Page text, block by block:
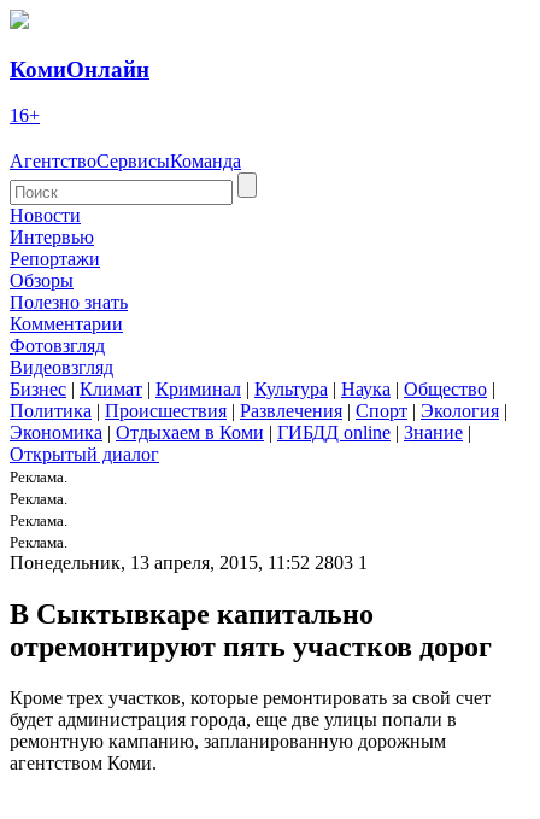
КомиОнлайн
16+
АгентствоСервисыКоманда
Новости
Интервью
Репортажи
Обзоры
Полезно знать
Комментарии
Фотовзгляд
Видеовзгляд
Бизнес | Климат | Криминал | Культура | Наука | Общество |
Политика | Происшествия | Развлечения | Спорт | Экология |
Экономика | Отдыхаем в Коми | ГИБДД online | Знание |
Открытый диалог
Реклама.
Реклама.
Реклама.
Реклама.
Понедельник, 13 апреля, 2015, 11:52 2803 1
В Сыктывкаре капитально
отремонтируют пять участков дорог
Кроме трех участков, которые ремонтировать за свой счет
будет администрация города, еще две улицы попали в
ремонтную кампанию, запланированную дорожным
агентством Коми.